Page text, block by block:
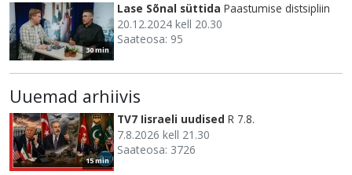
30 min
Lase Sõnal süttida Paastumise distsipliin
20.12.2024 kell 20.30
Saateosa: 95
Uuemad arhiivis
15 min
TV7 Iisraeli uudised R 7.8.
7.8.2026 kell 21.30
Saateosa: 3726